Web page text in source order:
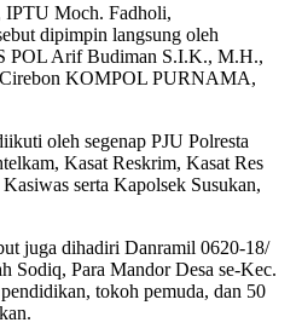
IPTU Moch. Fadholi,
dipimpin langsung oleh
POL Arif Budiman S.I.K., M.H.,
Cirebon KOMPOL PURNAMA,
oleh segenap PJU Polresta
Kasat Reskrim, Kasat Res
serta Kapolsek Susukan,
juga dihadiri Danramil 0620-18/
Sodiq, Para Mandor Desa se-Kec.
tokoh pemuda, dan 50